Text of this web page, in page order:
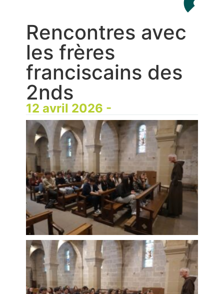
Rencontres avec
les frères
franciscains des
2nds
12 avril 2026 -